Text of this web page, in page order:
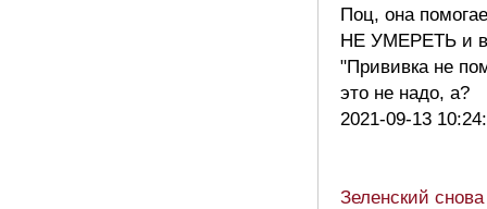
Поц, она
НЕ УМЕРЕТЬ и
"Прививка не
это не надо, а?
2021-09-13
Зеленский